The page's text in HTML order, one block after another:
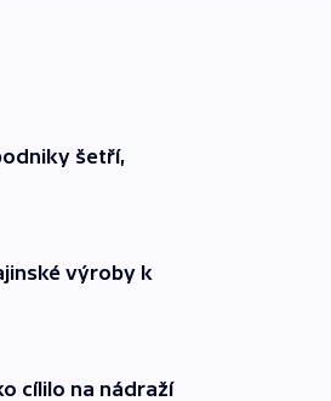
šetří,
výroby k
cílilo na nádraží